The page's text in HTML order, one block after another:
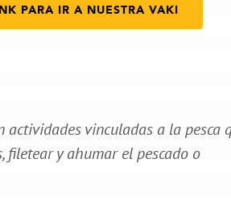
PARA IR A NUESTRA VAKI
vinculadas a la pesca
filetear y ahumar el pescado o